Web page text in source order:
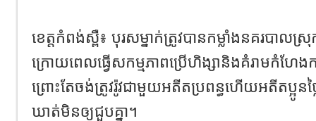
ខេត្តកំពង់ស្ពឺ៖ បុរសម្នាក់ត្រូវបានកម្លាំងនគរបាលស្រុ
ក្រោយពេលធ្វើសកម្មភាពប្រើហិង្សានិងគំរាមកំហែងក
ព្រោះតែចង់ត្រូវរ៉ូវជាមួយអតីតប្រពន្ធហើយអតីតប្អូនថ្
ឃាត់មិនឲ្យជួបគ្នា។